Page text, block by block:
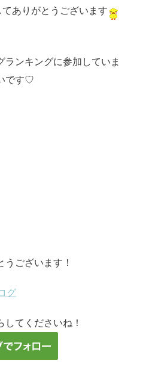
ありがとうございます
ランキングに参加していま
です♡
ございます！
グ
てくださいね！